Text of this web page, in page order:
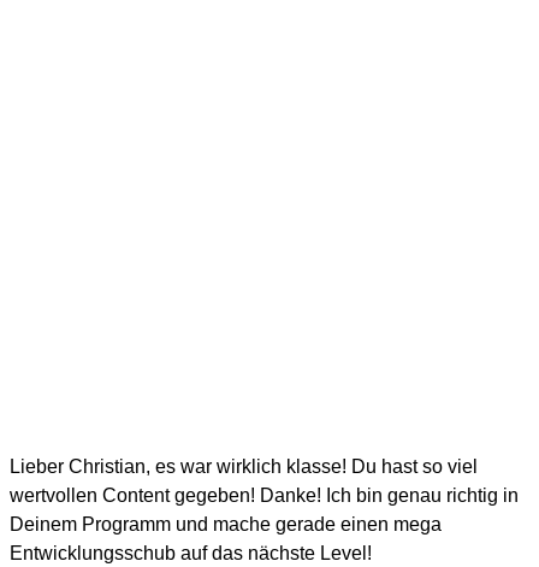
Lieber Christian, es war wirklich klasse! Du hast so viel
wertvollen Content gegeben! Danke! Ich bin genau richtig in
Deinem Programm und mache gerade einen mega
Entwicklungsschub auf das nächste Level!